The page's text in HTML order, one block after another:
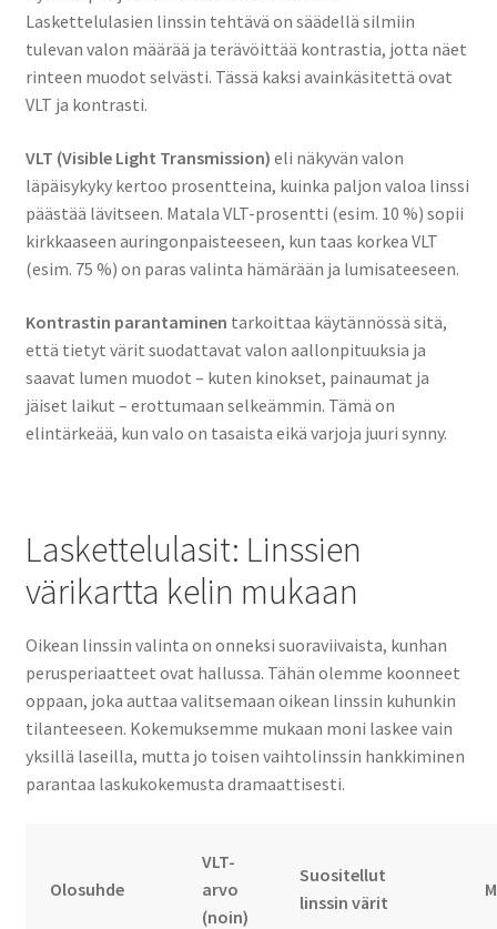
Laskettelulasien linssin tehtävä on säädellä silmiin
tulevan valon määrää ja terävöittää kontrastia, jotta näet
rinteen muodot selvästi. Tässä kaksi avainkäsitettä ovat
VLT ja kontrasti.
VLT (Visible Light Transmission) eli näkyvän valon
läpäisykyky kertoo prosentteina, kuinka paljon valoa linssi
päästää lävitseen. Matala VLT-prosentti (esim. 10 %) sopii
kirkkaaseen auringonpaisteeseen, kun taas korkea VLT
(esim. 75 %) on paras valinta hämärään ja lumisateeseen.
Kontrastin parantaminen tarkoittaa käytännössä sitä,
että tietyt värit suodattavat valon aallonpituuksia ja
saavat lumen muodot – kuten kinokset, painaumat ja
jäiset laikut – erottumaan selkeämmin. Tämä on
elintärkeää, kun valo on tasaista eikä varjoja juuri synny.
Laskettelulasit: Linssien
värikartta kelin mukaan
Oikean linssin valinta on onneksi suoraviivaista, kunhan
perusperiaatteet ovat hallussa. Tähän olemme koonneet
oppaan, joka auttaa valitsemaan oikean linssin kuhunkin
tilanteeseen. Kokemuksemme mukaan moni laskee vain
yksillä laseilla, mutta jo toisen vaihtolinssin hankkiminen
parantaa laskukokemusta dramaattisesti.
Olosuhde
VLT-
arvo
(noin)
Suositellut
linssin värit